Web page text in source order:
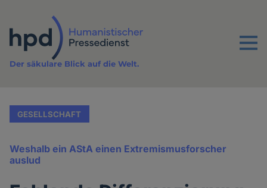
Inhalt
Menu
Der säkulare Blick auf die Welt.
GESELLSCHAFT
Weshalb ein AStA einen Extremismusforscher
auslud